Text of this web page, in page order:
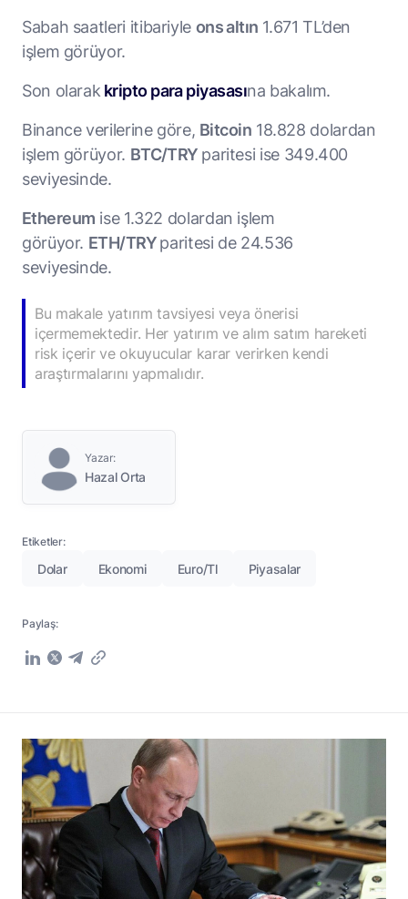
Paylaş:
Sabah saatleri itibariyleons altın 1.671 TL’den
işlem görüyor.
Son olarakkripto para piyasasına bakalım.
Binance verilerine göre, Bitcoin 18.828 dolardan
işlem görüyor. BTC/TRYparitesi ise 349.400
seviyesinde.
Ethereum ise 1.322 dolardan işlem
görüyor. ETH/TRYparitesi de 24.536
seviyesinde.
Bu makale yatırım tavsiyesi veya önerisi
içermemektedir. Her yatırım ve alım satım hareketi
risk içerir ve okuyucular karar verirken kendi
araştırmalarını yapmalıdır.
Yazar:
Hazal Orta
Etiketler:
Dolar Ekonomi Euro/tl Piyasalar